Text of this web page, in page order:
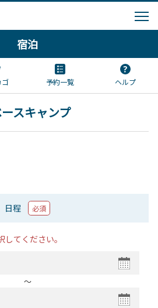
宿泊
ゴ 予約一覧 ヘルプ
スキャンプ
日程 必須
てください。
〜